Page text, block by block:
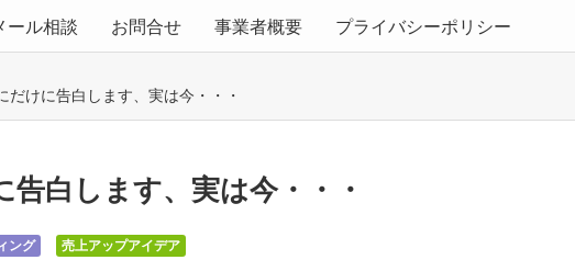
ール相談 お問合せ 事業者概要 プライバシーポリシー
だけに告白します、実は今・・・
白します、実は今・・・
ング 売上アップアイデア